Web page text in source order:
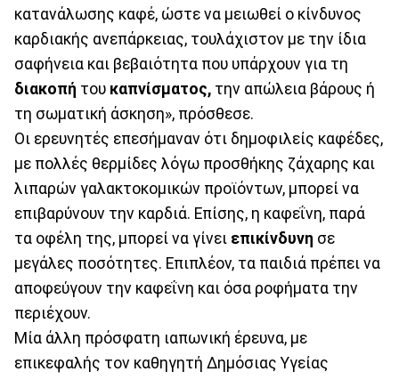
κατανάλωσης καφέ, ώστε να μειωθεί ο κίνδυνος
καρδιακής ανεπάρκειας, τουλάχιστον με την ίδια
σαφήνεια και βεβαιότητα που υπάρχουν για τη
διακοπή του καπνίσματος, την απώλεια βάρους ή
τη σωματική άσκηση», πρόσθεσε.
Οι ερευνητές επεσήμαναν ότι δημοφιλείς καφέδες,
με πολλές θερμίδες λόγω προσθήκης ζάχαρης και
λιπαρών γαλακτοκομικών προϊόντων, μπορεί να
επιβαρύνουν την καρδιά. Επίσης, η καφεΐνη, παρά
τα οφέλη της, μπορεί να γίνει επικίνδυνη σε
μεγάλες ποσότητες. Επιπλέον, τα παιδιά πρέπει να
αποφεύγουν την καφεΐνη και όσα ροφήματα την
περιέχουν.
Μία άλλη πρόσφατη ιαπωνική έρευνα, με
επικεφαλής τον καθηγητή Δημόσιας Υγείας